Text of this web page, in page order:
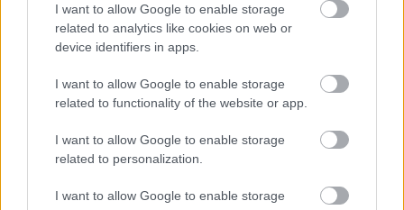
I want to allow Google to enable storage
related to analytics like cookies on web or
device identifiers in apps.
I want to allow Google to enable storage
related to functionality of the website or app.
I want to allow Google to enable storage
related to personalization.
I want to allow Google to enable storage
Neki hagyom ezt, mert az ilyen szeretet otthont érdemel.”
Az arcomat a kezembe temettem, éreztem, ahogy a könnyek
kitörnek belőlem, mélyről, szinte a mellkasom aljáról.
A lánya kiviharzott, a többiek utána indultak, a haragjuk még
sokáig visszhangzott a folyosón.
A rendőrök rövid idő múlva távoztak, miután látták, hogy